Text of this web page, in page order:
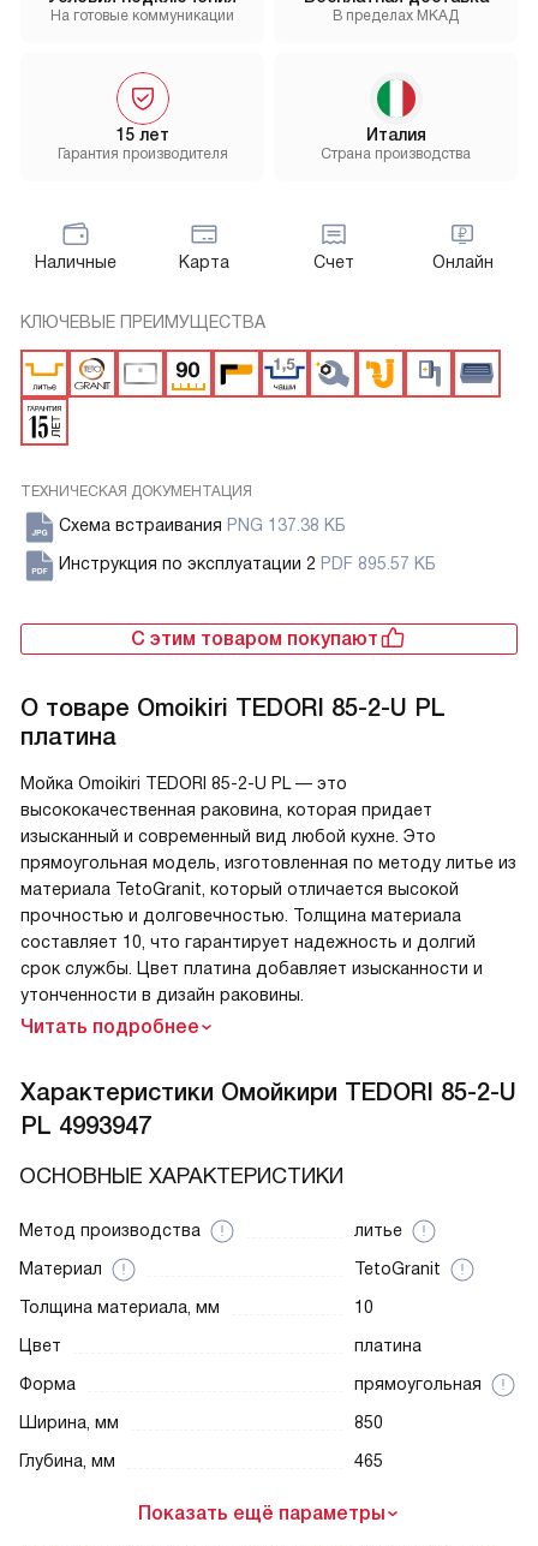
В пределах МКАД
15 лет
Гарантия производителя
На готовые коммуникации
Италия
Страна производства
Наличные Карта Счет Онлайн
КЛЮЧЕВЫЕ ПРЕИМУЩЕСТВА
ТЕХНИЧЕСКАЯ ДОКУМЕНТАЦИЯ
Схема встраивания PNG 137.38 КБ
Инструкция по эксплуатации 2 PDF 895.57 КБ
С этим товаром покупают
О товаре Omoikiri TEDORI 85-2-U PL
платина
Мойка Omoikiri TEDORI 85-2-U PL — это
высококачественная раковина, которая придает
изысканный и современный вид любой кухне. Это
прямоугольная модель, изготовленная по методу литье из
материала TetoGranit, который отличается высокой
прочностью и долговечностью. Толщина материала
составляет 10, что гарантирует надежность и долгий
срок службы. Цвет платина добавляет изысканности и
утонченности в дизайн раковины.
Читать подробнее
Характеристики Омойкири TEDORI 85-2-U
PL 4993947
ОСНОВНЫЕ ХАРАКТЕРИСТИКИ
Метод производства
литье
Материал
TetoGranit
Толщина материала, мм
10
Цвет
платина
Форма
прямоугольная
Ширина, мм
850
Глубина, мм
465
Показать ещё параметры